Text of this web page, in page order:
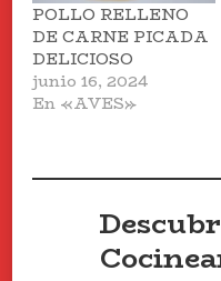
POLLO RELLENO
DE CARNE PICADA
DELICIOSO
junio 16, 2024
En «AVES»